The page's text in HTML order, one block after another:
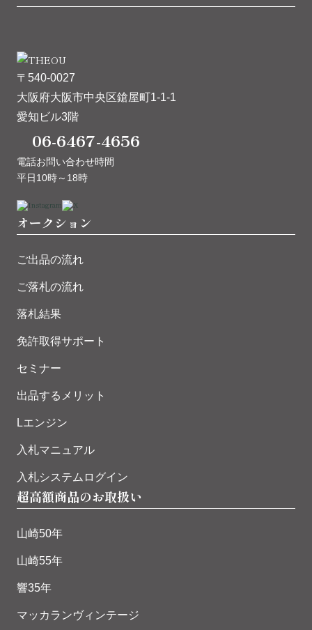
〒540-0027
大阪府大阪市中央区鎗屋町1-1-1
愛知ビル3階
06-6467-4656
電話お問い合わせ時間
平日10時～18時
オークション
ご出品の流れ
ご落札の流れ
落札結果
免許取得サポート
セミナー
出品するメリット
Lエンジン
入札マニュアル
入札システムログイン
超高額商品のお取扱い
山崎50年
山崎55年
響35年
マッカランヴィンテージ